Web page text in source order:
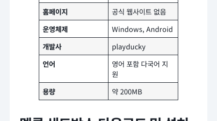
홈페이지
공식 웹사이트 없음
운영체제
Windows, Android
개발사
playducky
언어
영어 포함 다국어 지
원
용량
약 200MB